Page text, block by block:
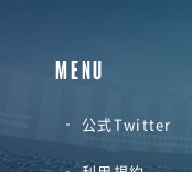
MENU
公式Twitter